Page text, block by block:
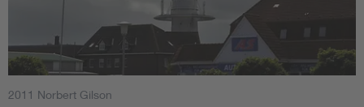
2011 Norbert Gilson